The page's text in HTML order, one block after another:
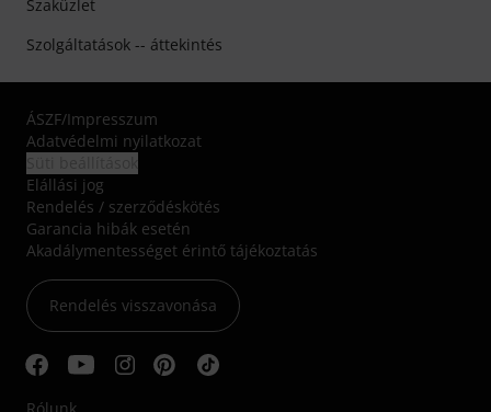
Szaküzlet
Szolgáltatások -- áttekintés
ÁSZF/Impresszum
Adatvédelmi nyilatkozat
Elállási jog
Rendelés / szerződéskötés
Garancia hibák esetén
Akadálymentességet érintő tájékoztatás
Rendelés visszavonása